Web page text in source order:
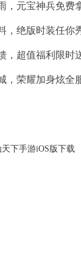
，元宝神兵免费
，绝版时装任你
，超值福利限时
，荣耀加身炫全